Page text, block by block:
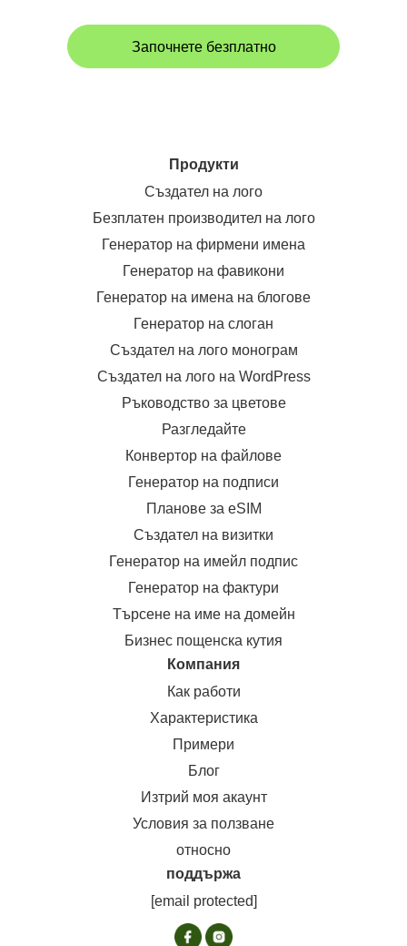
Започнете безплатно
Продукти
Създател на лого
Безплатен производител на лого
Генератор на фирмени имена
Генератор на фавикони
Генератор на имена на блогове
Генератор на слоган
Създател на лого монограм
Създател на лого на WordPress
Ръководство за цветове
Разгледайте
Конвертор на файлове
Генератор на подписи
Планове за eSIM
Създател на визитки
Генератор на имейл подпис
Генератор на фактури
Търсене на име на домейн
Бизнес пощенска кутия
Компания
Как работи
Характеристика
Примери
Блог
Изтрий моя акаунт
Условия за ползване
относно
поддържа
[email protected]